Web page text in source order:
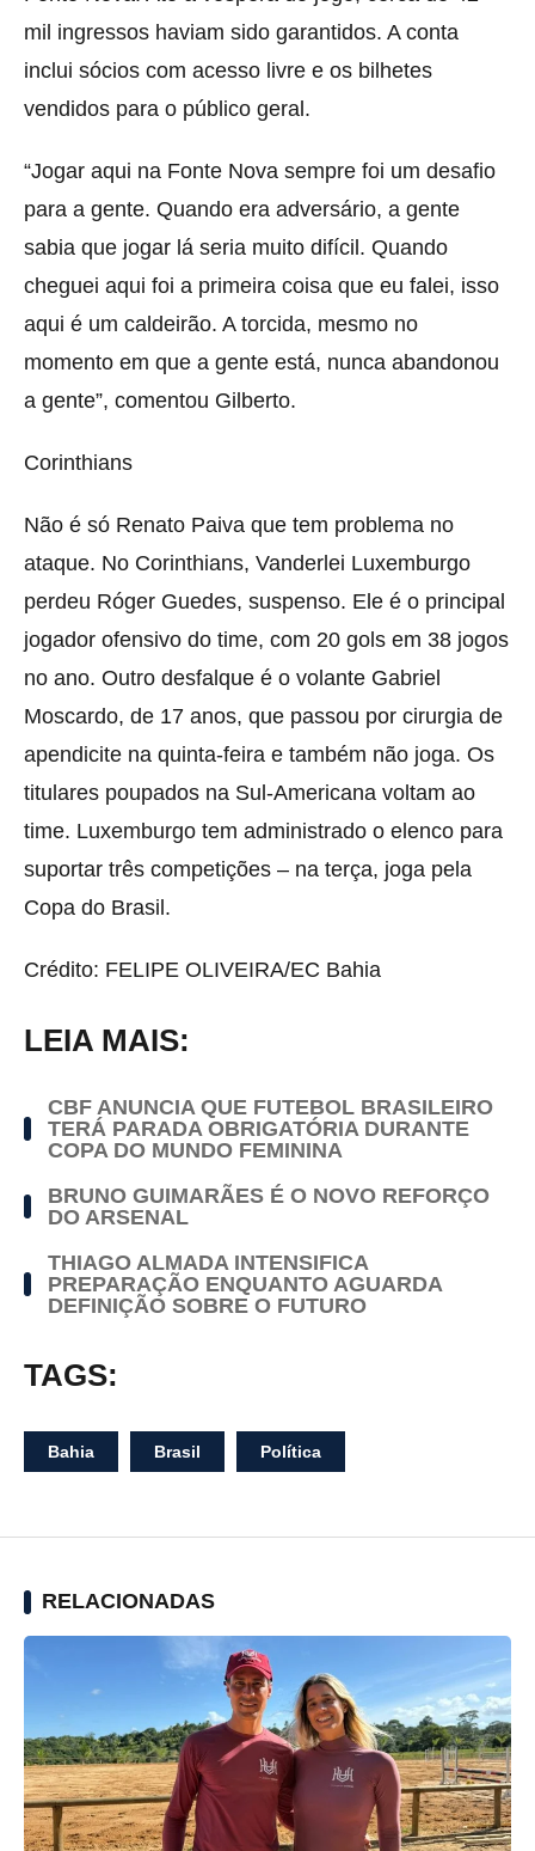
mil ingressos haviam sido garantidos. A conta
inclui sócios com acesso livre e os bilhetes
vendidos para o público geral.
“Jogar aqui na Fonte Nova sempre foi um desafio
para a gente. Quando era adversário, a gente
sabia que jogar lá seria muito difícil. Quando
cheguei aqui foi a primeira coisa que eu falei, isso
aqui é um caldeirão. A torcida, mesmo no
momento em que a gente está, nunca abandonou
a gente”, comentou Gilberto.
Corinthians
Não é só Renato Paiva que tem problema no
ataque. No Corinthians, Vanderlei Luxemburgo
perdeu Róger Guedes, suspenso. Ele é o principal
jogador ofensivo do time, com 20 gols em 38 jogos
no ano. Outro desfalque é o volante Gabriel
Moscardo, de 17 anos, que passou por cirurgia de
apendicite na quinta-feira e também não joga. Os
titulares poupados na Sul-Americana voltam ao
time. Luxemburgo tem administrado o elenco para
suportar três competições – na terça, joga pela
Copa do Brasil.
Crédito: FELIPE OLIVEIRA/EC Bahia
LEIA MAIS:
CBF ANUNCIA QUE FUTEBOL BRASILEIRO
TERÁ PARADA OBRIGATÓRIA DURANTE
COPA DO MUNDO FEMININA
BRUNO GUIMARÃES É O NOVO REFORÇO
DO ARSENAL
THIAGO ALMADA INTENSIFICA
PREPARAÇÃO ENQUANTO AGUARDA
DEFINIÇÃO SOBRE O FUTURO
TAGS:
Bahia Brasil Política
RELACIONADAS